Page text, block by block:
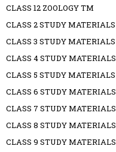
CLASS 12 ZOOLOGY TM
CLASS 2 STUDY MATERIALS
CLASS 3 STUDY MATERIALS
CLASS 4 STUDY MATERIALS
CLASS 5 STUDY MATERIALS
CLASS 6 STUDY MATERIALS
CLASS 7 STUDY MATERIALS
CLASS 8 STUDY MATERIALS
CLASS 9 STUDY MATERIALS